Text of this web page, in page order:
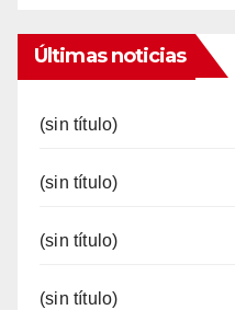
Últimas noticias
(sin título)
(sin título)
(sin título)
(sin título)